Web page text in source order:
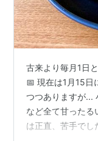
古来より毎月1日
📅 現在は1月15日
つつありますが...
など全て甘ったる
は正直、苦手でし